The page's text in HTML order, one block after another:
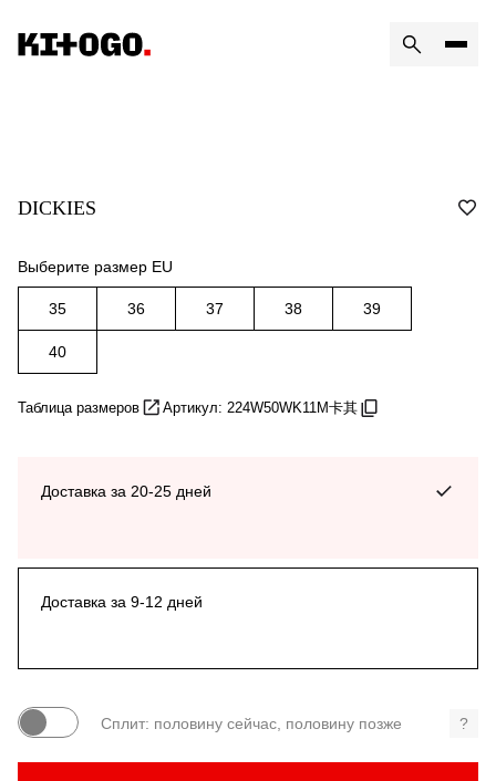
DICKIES
Выберите размер EU
35 36 37 38 39
40
Таблица размеров Артикул: 224W50WK11M卡其
Доставка за 20-25 дней
Доставка за 9-12 дней
Сплит: половину сейчас, половину позже ?